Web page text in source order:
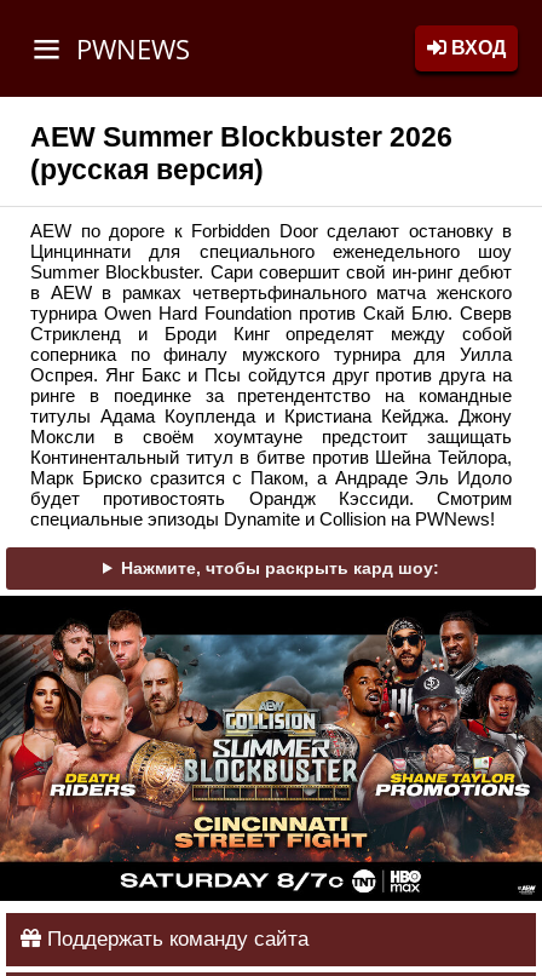
PWNEWS ВХОД
AEW Summer Blockbuster 2026
(русская версия)
AEW по дороге к Forbidden Door сделают остановку в
Цинциннати для специального еженедельного шоу
Summer Blockbuster. Сари совершит свой ин-ринг дебют
в AEW в рамках четвертьфинального матча женского
турнира Owen Hard Foundation против Скай Блю. Сверв
Стрикленд и Броди Кинг определят между собой
соперника по финалу мужского турнира для Уилла
Оспрея. Янг Бакс и Псы сойдутся друг против друга на
ринге в поединке за претендентство на командные
титулы Адама Коупленда и Кристиана Кейджа. Джону
Моксли в своём хоумтауне предстоит защищать
Континентальный титул в битве против Шейна Тейлора,
Марк Бриско сразится с Паком, а Андраде Эль Идоло
будет противостоять Орандж Кэссиди. Смотрим
специальные эпизоды Dynamite и Collision на PWNews!
Нажмите, чтобы раскрыть кард шоу:
Поддержать команду сайта